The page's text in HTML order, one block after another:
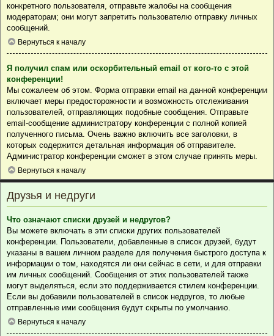
конкретного пользователя, отправьте жалобы на сообщения
модераторам; они могут запретить пользователю отправку личных
сообщений.
Вернуться к началу
Я получил спам или оскорбительный email от кого-то с этой
конференции!
Мы сожалеем об этом. Форма отправки email на данной конференции
включает меры предосторожности и возможность отслеживания
пользователей, отправляющих подобные сообщения. Отправьте
email-сообщение администратору конференции с полной копией
полученного письма. Очень важно включить все заголовки, в
которых содержится детальная информация об отправителе.
Администратор конференции сможет в этом случае принять меры.
Вернуться к началу
Друзья и недруги
Что означают списки друзей и недругов?
Вы можете включать в эти списки других пользователей
конференции. Пользователи, добавленные в список друзей, будут
указаны в вашем личном разделе для получения быстрого доступа к
информации о том, находятся ли они сейчас в сети, и для отправки
им личных сообщений. Сообщения от этих пользователей также
могут выделяться, если это поддерживается стилем конференции.
Если вы добавили пользователей в список недругов, то любые
отправленные ими сообщения будут скрыты по умолчанию.
Вернуться к началу